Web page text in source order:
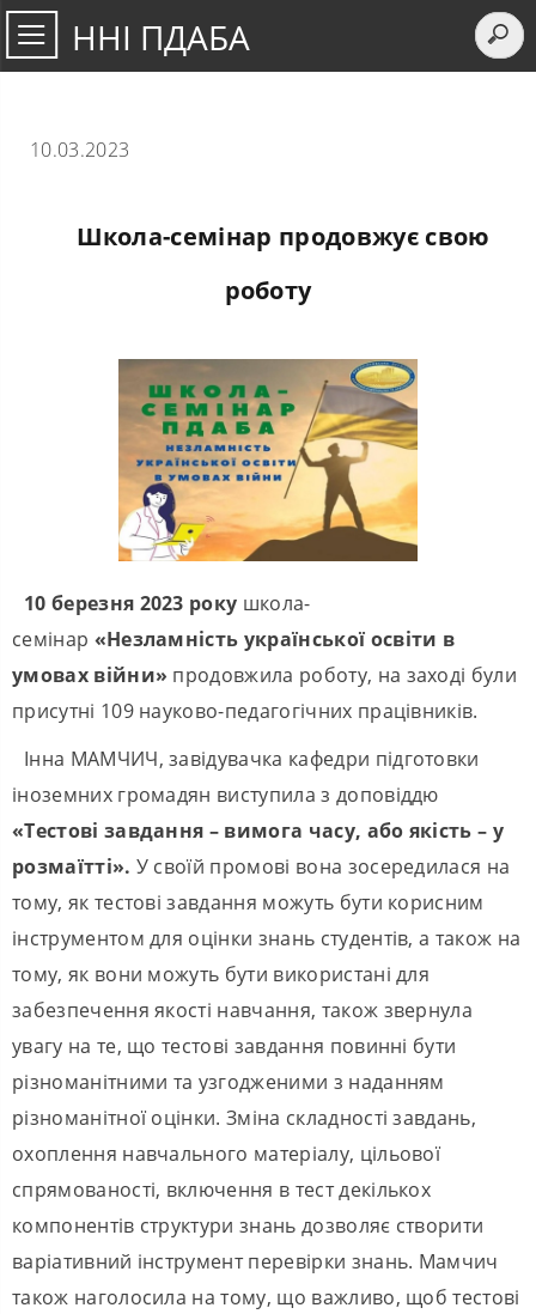
ННІ ПДАБА
10.03.2023
Школа-семінар продовжує свою
роботу
10 березня 2023 року школа-
семінар «Незламність української освіти в
умовах війни» продовжила роботу, на заході були
присутні 109 науково-педагогічних працівників.
Інна МАМЧИЧ, завідувачка кафедри підготовки
іноземних громадян виступила з доповіддю
«Тестові завдання – вимога часу, або якість – у
розмаїтті». У своїй промові вона зосередилася на
тому, як тестові завдання можуть бути корисним
інструментом для оцінки знань студентів, а також на
тому, як вони можуть бути використані для
забезпечення якості навчання, також звернула
увагу на те, що тестові завдання повинні бути
різноманітними та узгодженими з наданням
різноманітної оцінки. Зміна складності завдань,
охоплення навчального матеріалу, цільової
спрямованості, включення в тест декількох
компонентів структури знань дозволяє створити
варіативний інструмент перевірки знань. Мамчич
також наголосила на тому, що важливо, щоб тестові